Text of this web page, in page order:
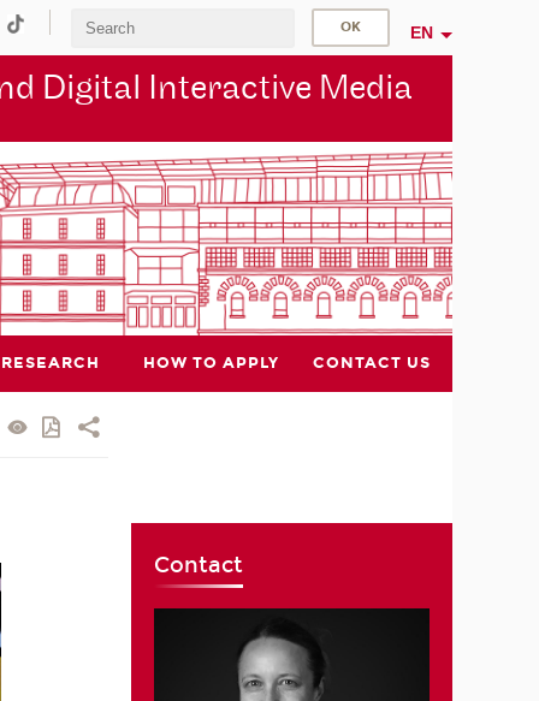
EN
Digital Interactive Media
RESEARCH HOW TO APPLY CONTACT US
Contact